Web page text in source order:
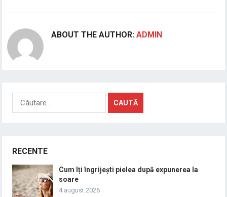
ABOUT THE AUTHOR:ADMIN
Caută
după:
RECENTE
Cum îți îngrijești pielea după expunerea la
soare
4 august 2026